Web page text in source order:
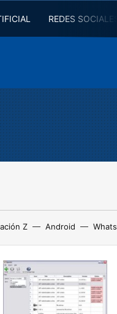
REDES
Z Android